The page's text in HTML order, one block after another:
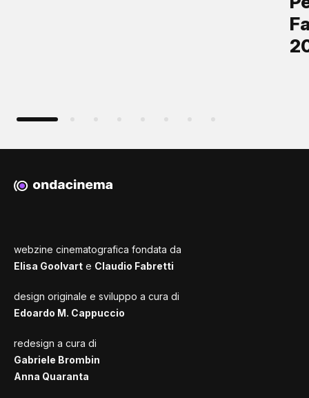
webzine cinematografica fondata da
Elisa Goolvart e Claudio Fabretti
design originale e sviluppo a cura di
Edoardo M. Cappuccio
redesign a cura di
Gabriele Brombin
Anna Quaranta